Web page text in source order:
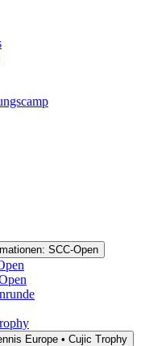
SCC-Open
Europe • Cujic Trophy